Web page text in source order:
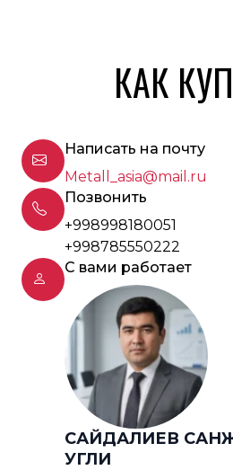
КАК
Написать на почту
Metall_asia@mail.ru
Позвонить
+998998180051
+998785550222
С вами работает
САЙДАЛИЕВ
УГЛИ